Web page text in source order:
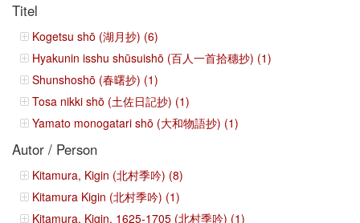
Titel
Kogetsu shō (湖月抄) (6)
Hyakunin isshu shūsuishō (百人一首拾穗抄) (1)
Shunshoshō (春曙抄) (1)
Tosa nikki shō (土佐日記抄) (1)
Yamato monogatari shō (大和物語抄) (1)
Autor / Person
Kitamura, Kigin (北村季吟) (8)
Kitamura Kigin (北村季吟) (1)
Kitamura, Kigin, 1625-1705 (北村季吟) (1)